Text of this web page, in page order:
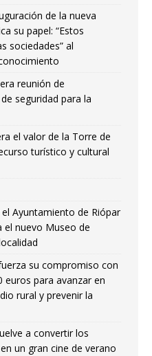
de la nueva
su papel: “Estos
sociedades” al
reunión de
seguridad para la
el valor de la Torre de
turístico y cultural
Ayuntamiento de Riópar
el nuevo Museo de
su compromiso con
euros para avanzar en
rural y prevenir la
a convertir los
un gran cine de verano